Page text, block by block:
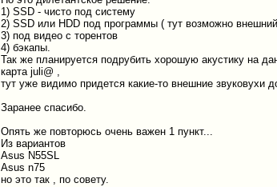
1) SSD - чисто под систему
2) SSD или HDD под программы ( тут возможно
3) под видео с торентов
4) бэкапы.
Так же планируется подрубить хорошую акустику на
карта juli@ ,
тут уже видимо придется какие-то внешние звуковухи
Заранее спасибо.
Опять же повторюсь очень важен 1 пункт...
Из вариантов
Asus N55SL
Asus n75
но это так , по совету.